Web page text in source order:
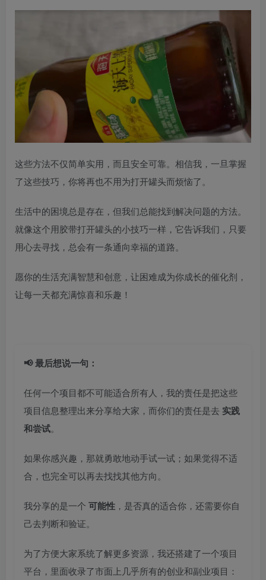
这些方法不仅简单实用，而且安全可靠。相信我，一旦掌握
了这些技巧，你将再也不用为打开罐头而烦恼了。
生活中的困境总是存在，但我们总能找到解决问题的方法。
就像这个用胶带打开罐头的小技巧一样，它告诉我们，只要
用心去寻找，总会有一条通向幸福的道路。
愿你的生活充满智慧和创意，让困难成为你成长的催化剂，
让每一天都充满惊喜和乐趣！
📢 最后想说一句：
任何一个项目都不可能适合所有人，我的责任是把这些
项目信息整理出来分享给大家，而你们的责任是去 实践
和尝试。
如果你感兴趣，那就勇敢地动手试一试；如果觉得不适
合，也完全可以再去找找其他方向。
我分享的是一个 可能性 ，是否真的适合你，还需要你自
己去判断和验证。
为了方便大家系统了解更多资源，我还搭建了一个项目
平台，里面收录了市面上几乎所有的创业和副业项目：